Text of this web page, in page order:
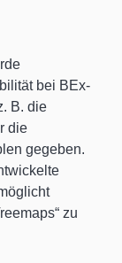
bei BEx-
B. die
die
gegeben.
zu